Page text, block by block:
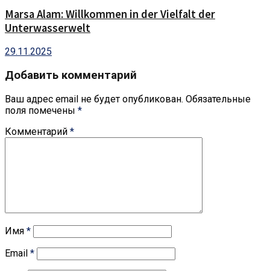
Marsa Alam: Willkommen in der Vielfalt der
Unterwasserwelt
29.11.2025
Добавить комментарий
Ваш адрес email не будет опубликован. Обязательные
поля помечены *
Комментарий *
Имя *
Email *